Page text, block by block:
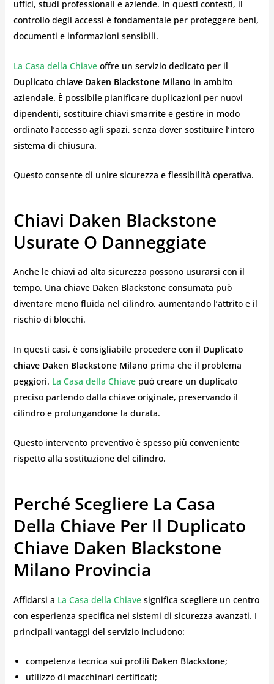
uffici, studi professionali e aziende. In questi contesti, il
controllo degli accessi è fondamentale per proteggere beni,
documenti e informazioni sensibili.
La Casa della Chiaveoffre un servizio dedicato per il
Duplicato chiave Daken Blackstone Milano in ambito
aziendale. È possibile pianificare duplicazioni per nuovi
dipendenti, sostituire chiavi smarrite e gestire in modo
ordinato l’accesso agli spazi, senza dover sostituire l’intero
sistema di chiusura.
Questo consente di unire sicurezza e flessibilità operativa.
Chiavi Daken Blackstone
Usurate O Danneggiate
Anche le chiavi ad alta sicurezza possono usurarsi con il
tempo. Una chiave Daken Blackstone consumata può
diventare meno fluida nel cilindro, aumentando l’attrito e il
rischio di blocchi.
In questi casi, è consigliabile procedere con il Duplicato
chiave Daken Blackstone Milano prima che il problema
peggiori. La Casa della Chiavepuò creare un duplicato
preciso partendo dalla chiave originale, preservando il
cilindro e prolungandone la durata.
Questo intervento preventivo è spesso più conveniente
rispetto alla sostituzione del cilindro.
Perché Scegliere La Casa
Della Chiave Per Il Duplicato
Chiave Daken Blackstone
Milano Provincia
Affidarsi a La Casa della Chiavesignifica scegliere un centro
con esperienza specifica nei sistemi di sicurezza avanzati. I
principali vantaggi del servizio includono:
competenza tecnica sui profili Daken Blackstone;
utilizzo di macchinari certificati;